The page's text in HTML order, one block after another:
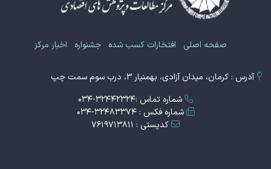
صفحه اصلی افتخارات کسب شده جشنواره اخبار مرکز
آدرس : کرمان، میدان آزادی، بهمنیار 3، درب سوم سمت چپ
شماره تماس :32442324-034
شماره فکس : 32483374-034
کدپستی : 7619713811